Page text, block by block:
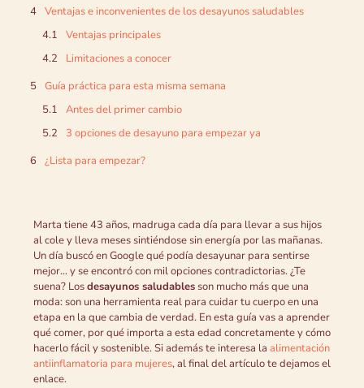
Ventajas e inconvenientes de los desayunos saludables
Ventajas principales
Limitaciones a conocer
Guía práctica para esta misma semana
Antes del primer cambio
3 opciones de desayuno para empezar ya
¿Lista para empezar?
Marta tiene 43 años, madruga cada día para llevar a sus hijos
al cole y lleva meses sintiéndose sin energía por las mañanas.
Un día buscó en Google qué podía desayunar para sentirse
mejor... y se encontró con mil opciones contradictorias. ¿Te
suena? Losdesayunos saludablesson mucho más que una
moda: son una herramienta real para cuidar tu cuerpo en una
etapa en la que cambia de verdad. En esta guía vas a aprender
qué comer, por qué importa a esta edad concretamente y cómo
hacerlo fácil y sostenible. Si además te interesa la alimentación
antiinflamatoria para mujeres, al final del artículo te dejamos el
enlace.